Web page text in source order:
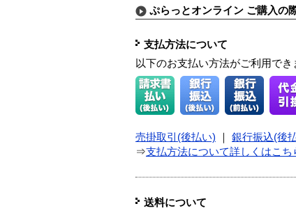
ぷらっとオンライン ご購入の
支払方法について
以下のお支払い方法がご利用でき
売掛取引(後払い) 銀行振込(後
⇒支払方法について詳しくはこち
送料について